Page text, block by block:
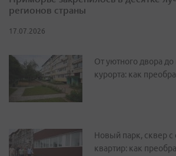
регионов страны
17.07.2026
От уютного двора
курорта: как
Новый парк, сквер с
квартир: как